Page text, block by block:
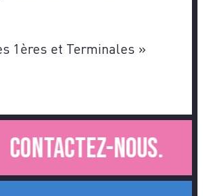
1ères et Terminales »
Contactez-nous.